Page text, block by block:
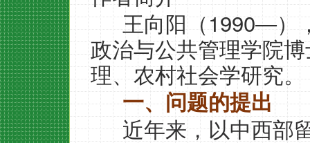
王向阳（1990—）
政治与公共管理学院
理、农村社会学研究。
一、问题的提出
近年来，以中西部